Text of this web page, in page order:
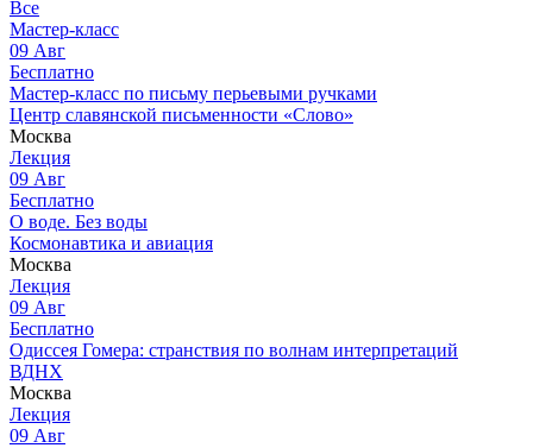
Все
Мастер-класс
09 Авг
Бесплатно
Мастер-класс по письму перьевыми ручками
Центр славянской письменности «Слово»
Москва
Лекция
09 Авг
Бесплатно
О воде. Без воды
Космонавтика и авиация
Москва
Лекция
09 Авг
Бесплатно
Одиссея Гомера: странствия по волнам интерпретаций
ВДНХ
Москва
Лекция
09 Авг